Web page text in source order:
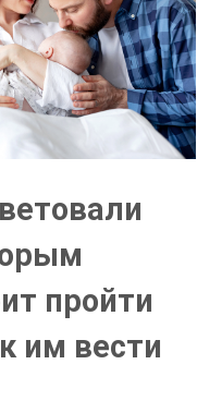
пройти
им вести